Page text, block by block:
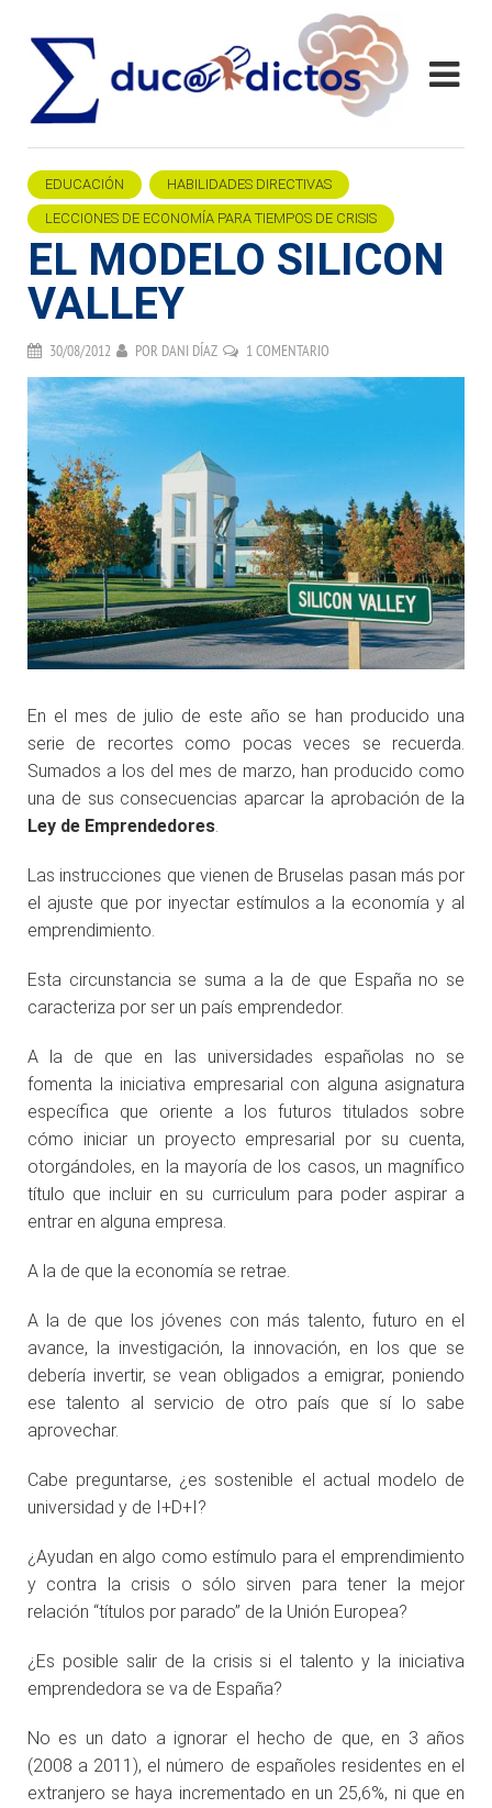
EDUCACIÓN HABILIDADES DIRECTIVAS
LECCIONES DE ECONOMÍA PARA TIEMPOS DE CRISIS
EL MODELO SILICON
VALLEY
30/08/2012 POR DANI DÍAZ 1 COMENTARIO
En el mes de julio de este año se han producido una
serie de recortes como pocas veces se recuerda.
Sumados a los del mes de marzo, han producido como
una de sus consecuencias aparcar la aprobación de la
Ley de Emprendedores
Las instrucciones que vienen de Bruselas pasan más por
el ajuste que por inyectar estímulos a la economía y al
emprendimiento.
Esta circunstancia se suma a la de que España no se
caracteriza por ser un país emprendedor.
A la de que en las universidades españolas no se
fomenta la iniciativa empresarial con alguna asignatura
específica que oriente a los futuros titulados sobre
cómo iniciar un proyecto empresarial por su cuenta,
otorgándoles, en la mayoría de los casos, un magnífico
título que incluir en su curriculum para poder aspirar a
entrar en alguna empresa.
A la de que la economía se retrae.
A la de que los jóvenes con más talento, futuro en el
avance, la investigación, la innovación, en los que se
debería invertir, se vean obligados a emigrar, poniendo
ese talento al servicio de otro país que sí lo sabe
aprovechar.
Cabe preguntarse, ¿es sostenible el actual modelo de
universidad y de I+D+I?
¿Ayudan en algo como estímulo para el emprendimiento
y contra la crisis o sólo sirven para tener la mejor
relación “títulos por parado” de la Unión Europea?
¿Es posible salir de la crisis si el talento y la iniciativa
emprendedora se va de España?
No es un dato a ignorar el hecho de que, en 3 años
(2008 a 2011), el número de españoles residentes en el
extranjero se haya incrementado en un 25,6%, ni que en